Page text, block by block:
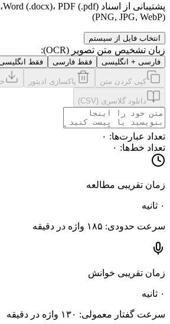
(PNG, JPG, WebP)
انتخاب فایل از سیستم
زبان تشخیص متن تصویر (OCR):
فارسی + انگلیسی فقط فارسی فقط انگلیسی
کپی کردن متن پاکسازی ادیتور
دانلود گلاسری (CSV)
تعداد عبارت‌ها: ۰
تعداد خط‌ها: ۰
زمان تقریبی مطالعه
۰ ثانیه
سرعت حدودی: ۱۸۵ واژه در دقیقه
زمان تقریبی خوانش
۰ ثانیه
سرعت گفتار معمولی: ۱۳۰ واژه در دقیقه